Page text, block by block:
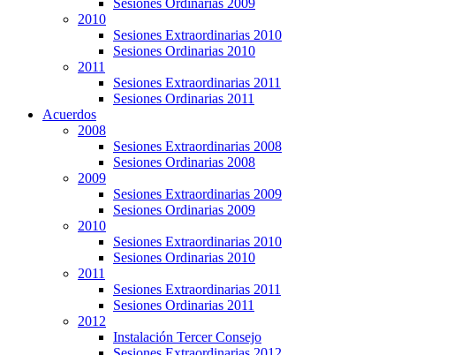
2010
Sesiones Extraordinarias 2010
Sesiones Ordinarias 2010
2011
Sesiones Extraordinarias 2011
Sesiones Ordinarias 2011
Acuerdos
2008
Sesiones Extraordinarias 2008
Sesiones Ordinarias 2008
2009
Sesiones Extraordinarias 2009
Sesiones Ordinarias 2009
2010
Sesiones Extraordinarias 2010
Sesiones Ordinarias 2010
2011
Sesiones Extraordinarias 2011
Sesiones Ordinarias 2011
2012
Instalación Tercer Consejo